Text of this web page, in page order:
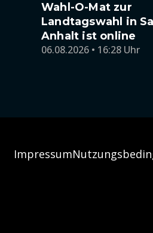
Wahl-O-Mat zur
Landtagswahl in
Anhalt ist online
06.08.2026 • 16:28 Uhr
Impressum